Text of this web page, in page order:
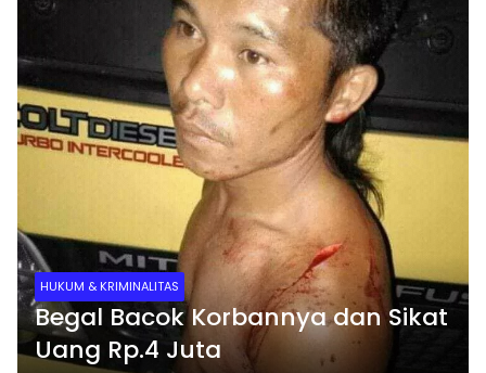
HUKUM & KRIMINALITAS
Begal Bacok Korbannya dan Sikat
Uang Rp.4 Juta